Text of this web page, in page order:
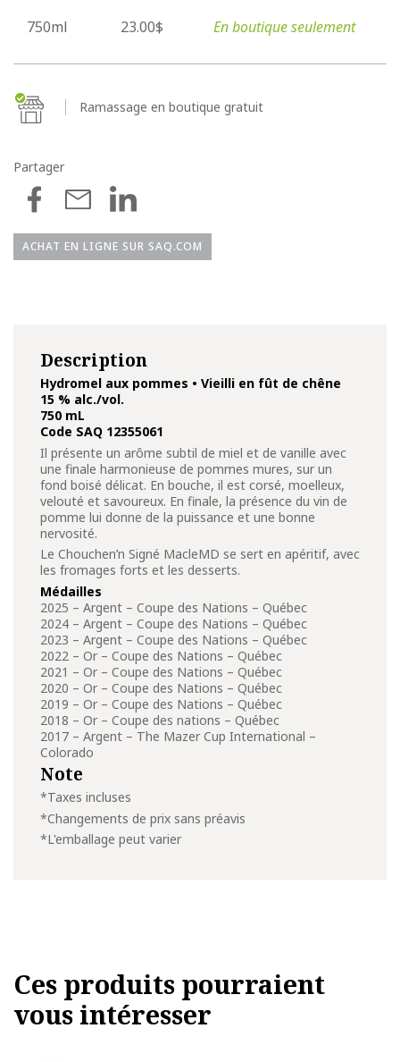
750ml 23.00$ En boutique seulement
Ramassage en boutique gratuit
Partager
ACHAT EN LIGNE SUR SAQ.COM
Description
Hydromel aux pommes • Vieilli en fût de chêne
15 % alc./vol.
750 mL
Code SAQ 12355061
Il présente un arôme subtil de miel et de vanille avec
une finale harmonieuse de pommes mures, sur un
fond boisé délicat. En bouche, il est corsé, moelleux,
velouté et savoureux. En finale, la présence du vin de
pomme lui donne de la puissance et une bonne
nervosité.
Le Chouchen’n Signé MacleMD se sert en apéritif, avec
les fromages forts et les desserts.
Médailles
2025 – Argent – Coupe des Nations – Québec
2024 – Argent – Coupe des Nations – Québec
2023 – Argent – Coupe des Nations – Québec
2022 – Or – Coupe des Nations – Québec
2021 – Or – Coupe des Nations – Québec
2020 – Or – Coupe des Nations – Québec
2019 – Or – Coupe des Nations – Québec
2018 – Or – Coupe des nations – Québec
2017 – Argent – The Mazer Cup International –
Colorado
Note
*Taxes incluses
*Changements de prix sans préavis
*L'emballage peut varier
Ces produits pourraient
vous intéresser